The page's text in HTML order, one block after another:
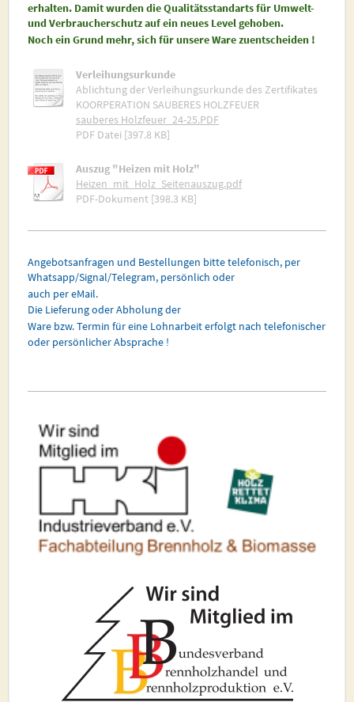
erhalten. Damit wurden die Qualitätsstandarts für Umwelt-
und Verbraucherschutz auf ein neues Level gehoben.
Noch ein Grund mehr, sich für unsere Ware zuentscheiden !
Verleihungsurkunde
Ablichtung der Verleihungsurkunde des Zertifikates
KOORPERATION SAUBERES HOLZFEUER
sauberes Holzfeuer_24-25.PDF
PDF Datei [397.8 KB]
Auszug "Heizen mit Holz"
Heizen_mit_Holz_Seitenauszug.pdf
PDF-Dokument [398.3 KB]
Angebotsanfragen und Bestellungen bitte telefonisch, per
Whatsapp/Signal/Telegram, persönlich oder
auch per eMail.
Die Lieferung oder Abholung der
Ware bzw. Termin für eine Lohnarbeit erfolgt nach telefonischer
oder persönlicher Absprache !